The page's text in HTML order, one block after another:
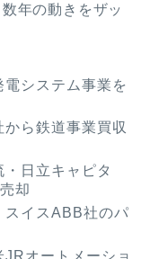
年の動きをザッ
システム事業を
ら鉄道事業買収
日立キャピタ
却
イスABB社のパ
オートメーショ